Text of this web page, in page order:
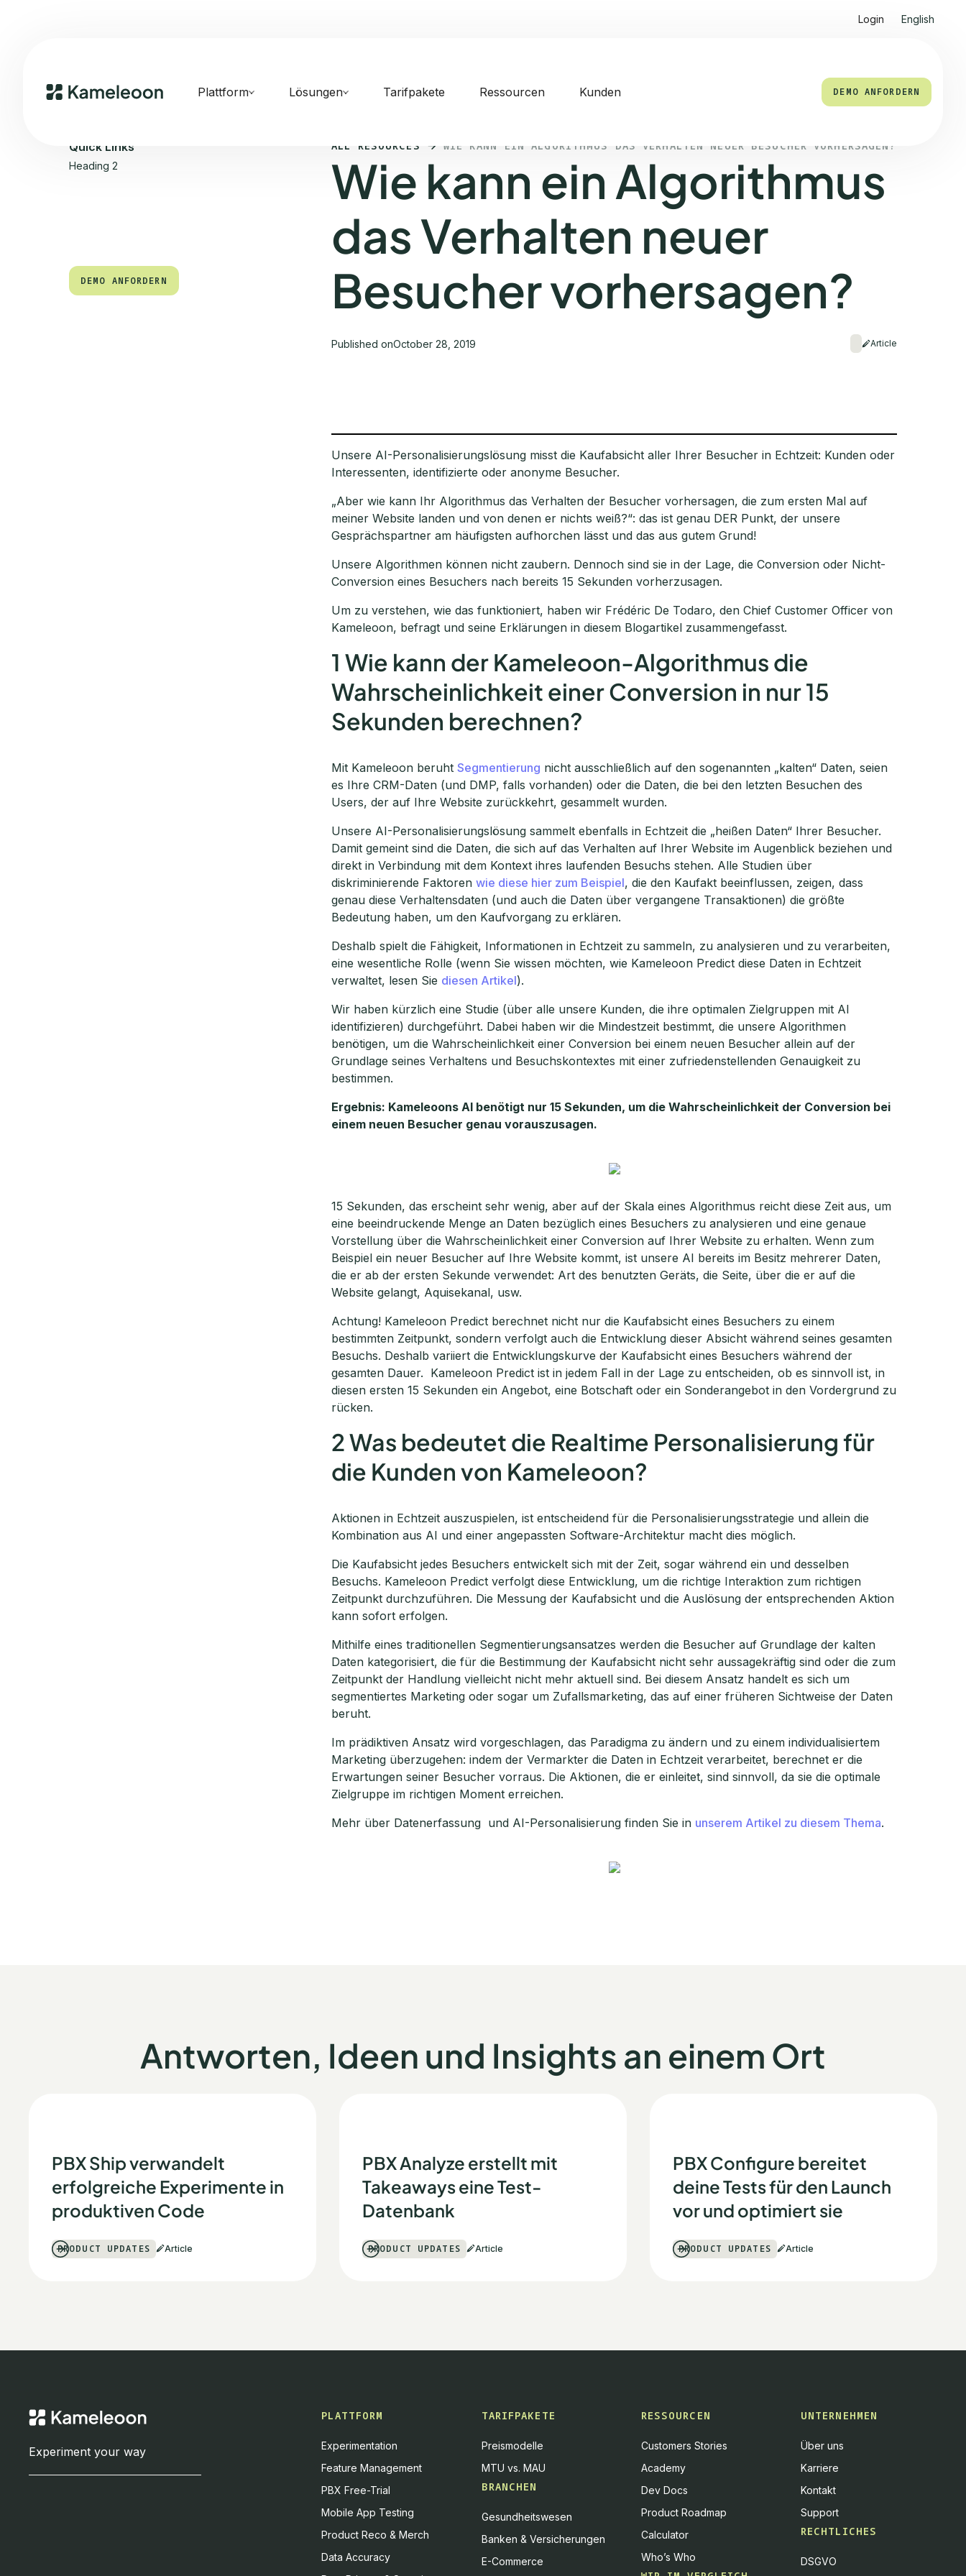
Login English
Plattform Lösungen Tarifpakete Ressourcen Kunden DEMO ANFORDERN
Quick Links
Heading 2
DEMO ANFORDERN
ALL RESOURCES WIE KANN EIN ALGORITHMUS DAS VERHALTEN NEUER BESUCHER VORHERSAGEN?
Wie kann ein Algorithmus
das Verhalten neuer
Besucher vorhersagen?
Published onOctober 28, 2019 Article
Unsere AI-Personalisierungslösung misst die Kaufabsicht aller Ihrer Besucher in Echtzeit: Kunden oder
Interessenten, identifizierte oder anonyme Besucher.
„Aber wie kann Ihr Algorithmus das Verhalten der Besucher vorhersagen, die zum ersten Mal auf
meiner Website landen und von denen er nichts weiß?“: das ist genau DER Punkt, der unsere
Gesprächspartner am häufigsten aufhorchen lässt und das aus gutem Grund!
Unsere Algorithmen können nicht zaubern. Dennoch sind sie in der Lage, die Conversion oder Nicht-
Conversion eines Besuchers nach bereits 15 Sekunden vorherzusagen.
Um zu verstehen, wie das funktioniert, haben wir Frédéric De Todaro, den Chief Customer Officer von
Kameleoon, befragt und seine Erklärungen in diesem Blogartikel zusammengefasst.
1 Wie kann der Kameleoon-Algorithmus die
Wahrscheinlichkeit einer Conversion in nur 15
Sekunden berechnen?
Mit Kameleoon beruhtSegmentierung nicht ausschließlich auf den sogenannten „kalten“ Daten, seien
es Ihre CRM-Daten (und DMP, falls vorhanden) oder die Daten, die bei den letzten Besuchen des
Users, der auf Ihre Website zurückkehrt, gesammelt wurden.
Unsere AI-Personalisierungslösung sammelt ebenfalls in Echtzeit die „heißen Daten“ Ihrer Besucher.
Damit gemeint sind die Daten, die sich auf das Verhalten auf Ihrer Website im Augenblick beziehen und
direkt in Verbindung mit dem Kontext ihres laufenden Besuchs stehen. Alle Studien über
diskriminierende Faktorenwie diese hier zum Beispiel, die den Kaufakt beeinflussen, zeigen, dass
genau diese Verhaltensdaten (und auch die Daten über vergangene Transaktionen) die größte
Bedeutung haben, um den Kaufvorgang zu erklären.
Deshalb spielt die Fähigkeit, Informationen in Echtzeit zu sammeln, zu analysieren und zu verarbeiten,
eine wesentliche Rolle (wenn Sie wissen möchten, wie Kameleoon Predict diese Daten in Echtzeit
verwaltet, lesen Sie diesen Artikel).
Wir haben kürzlich eine Studie (über alle unsere Kunden, die ihre optimalen Zielgruppen mit AI
identifizieren) durchgeführt. Dabei haben wir die Mindestzeit bestimmt, die unsere Algorithmen
benötigen, um die Wahrscheinlichkeit einer Conversion bei einem neuen Besucher allein auf der
Grundlage seines Verhaltens und Besuchskontextes mit einer zufriedenstellenden Genauigkeit zu
bestimmen.
Ergebnis: Kameleoons AI benötigt nur 15 Sekunden, um die Wahrscheinlichkeit der Conversion bei
einem neuen Besucher genau vorauszusagen.
15 Sekunden, das erscheint sehr wenig, aber auf der Skala eines Algorithmus reicht diese Zeit aus, um
eine beeindruckende Menge an Daten bezüglich eines Besuchers zu analysieren und eine genaue
Vorstellung über die Wahrscheinlichkeit einer Conversion auf Ihrer Website zu erhalten. Wenn zum
Beispiel ein neuer Besucher auf Ihre Website kommt, ist unsere AI bereits im Besitz mehrerer Daten,
die er ab der ersten Sekunde verwendet: Art des benutzten Geräts, die Seite, über die er auf die
Website gelangt, Aquisekanal, usw.
Achtung! Kameleoon Predict berechnet nicht nur die Kaufabsicht eines Besuchers zu einem
bestimmten Zeitpunkt, sondern verfolgt auch die Entwicklung dieser Absicht während seines gesamten
Besuchs. Deshalb variiert die Entwicklungskurve der Kaufabsicht eines Besuchers während der
gesamten Dauer. Kameleoon Predict ist in jedem Fall in der Lage zu entscheiden, ob es sinnvoll ist, in
diesen ersten 15 Sekunden ein Angebot, eine Botschaft oder ein Sonderangebot in den Vordergrund zu
rücken.
2 Was bedeutet die Realtime Personalisierung für
die Kunden von Kameleoon?
Aktionen in Echtzeit auszuspielen, ist entscheidend für die Personalisierungsstrategie und allein die
Kombination aus AI und einer angepassten Software-Architektur macht dies möglich.
Die Kaufabsicht jedes Besuchers entwickelt sich mit der Zeit, sogar während ein und desselben
Besuchs. Kameleoon Predict verfolgt diese Entwicklung, um die richtige Interaktion zum richtigen
Zeitpunkt durchzuführen. Die Messung der Kaufabsicht und die Auslösung der entsprechenden Aktion
kann sofort erfolgen.
Mithilfe eines traditionellen Segmentierungsansatzes werden die Besucher auf Grundlage der kalten
Daten kategorisiert, die für die Bestimmung der Kaufabsicht nicht sehr aussagekräftig sind oder die zum
Zeitpunkt der Handlung vielleicht nicht mehr aktuell sind. Bei diesem Ansatz handelt es sich um
segmentiertes Marketing oder sogar um Zufallsmarketing, das auf einer früheren Sichtweise der Daten
beruht.
Im prädiktiven Ansatz wird vorgeschlagen, das Paradigma zu ändern und zu einem individualisiertem
Marketing überzugehen: indem der Vermarkter die Daten in Echtzeit verarbeitet, berechnet er die
Erwartungen seiner Besucher vorraus. Die Aktionen, die er einleitet, sind sinnvoll, da sie die optimale
Zielgruppe im richtigen Moment erreichen.
Mehr über Datenerfassung und AI-Personalisierung finden Sie in unserem Artikel zu diesem Thema.
Antworten, Ideen und Insights an einem Ort
PBX Ship verwandelt
erfolgreiche Experimente in
produktiven Code
PRODUCT UPDATES Article
PBX Analyze erstellt mit
Takeaways eine Test-
Datenbank
PRODUCT UPDATES Article
PBX Configure bereitet
deine Tests für den Launch
vor und optimiert sie
PRODUCT UPDATES Article
Experiment your way
PLATTFORM
Experimentation
Feature Management
PBX Free-Trial
Mobile App Testing
Product Reco & Merch
Data Accuracy
TARIFPAKETE
Preismodelle
MTU vs. MAU
BRANCHEN
Gesundheitswesen
Banken & Versicherungen
E-Commerce
RESSOURCEN
Customers Stories
Academy
Dev Docs
Product Roadmap
Calculator
Who’s Who
UNTERNEHMEN
Über uns
Karriere
Kontakt
Support
RECHTLICHES
DSGVO